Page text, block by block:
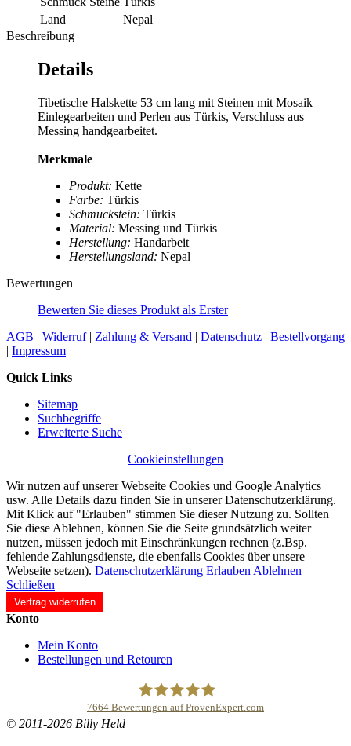
Land
Nepal
Beschreibung
Details
Tibetische Halskette 53 cm lang mit Steinen mit Mosaik
Einlegearbeiten und Perlen aus Türkis, Verschluss aus
Messing handgearbeitet.
Merkmale
Produkt: Kette
Farbe: Türkis
Schmuckstein: Türkis
Material: Messing und Türkis
Herstellung: Handarbeit
Herstellungsland: Nepal
Bewertungen
Bewerten Sie dieses Produkt als Erster
AGB | Widerruf| Zahlung & Versand | Datenschutz | Bestellvorgang
| Impressum
Quick Links
Sitemap
Suchbegriffe
Erweiterte Suche
Cookieinstellungen
Wir nutzen auf unserer Webseite Cookies und Google Analytics
usw. Alle Details dazu finden Sie in unserer Datenschutzerklärung.
Mit Klick auf "Erlauben" stimmen Sie dieser Nutzung zu. Sollten
Sie diese Ablehnen, können Sie die Seite grundsätzlich weiter
nutzen, müssen jedoch mit Einschränkungen rechnen (z.Bsp.
fehlende Zahlungsdienste, die ebenfalls Cookies über unsere
Webseite setzen). Datenschutzerklärung Erlauben Ablehnen
Schließen
Vertrag widerrufen
Konto
Mein Konto
Bestellungen und Retouren
7664 Bewertungen auf ProvenExpert.com
© 2011-2026 Billy Held